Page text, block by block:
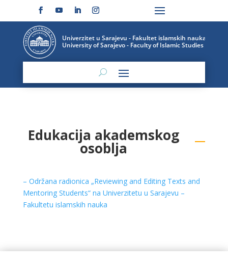
Edukacija akademskog
osoblja
– Održana radionica „Reviewing and Editing Texts and
Mentoring Students“ na Univerzitetu u Sarajevu –
Fakultetu islamskih nauka